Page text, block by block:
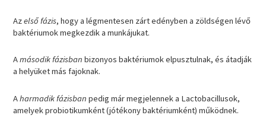
Azelső fázis, hogy a légmentesen zárt edényben a zöldségen lévő
baktériumok megkezdik a munkájukat.
Amásodik fázisbanbizonyos baktériumok elpusztulnak, és átadják
a helyüket más fajoknak.
Aharmadik fázisban pedig már megjelennek a Lactobacillusok,
amelyek probiotikumként (jótékony baktériumként) működnek.